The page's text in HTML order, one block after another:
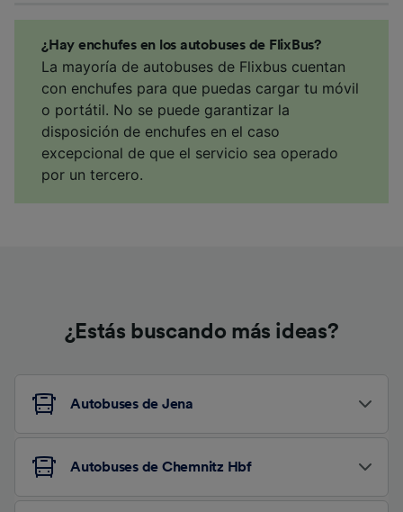
¿Hay enchufes en los autobuses de FlixBus?
La mayoría de autobuses de Flixbus cuentan
con enchufes para que puedas cargar tu móvil
o portátil. No se puede garantizar la
disposición de enchufes en el caso
excepcional de que el servicio sea operado
por un tercero.
¿Estás buscando más ideas?
Autobuses de Jena
Autobuses de Chemnitz Hbf